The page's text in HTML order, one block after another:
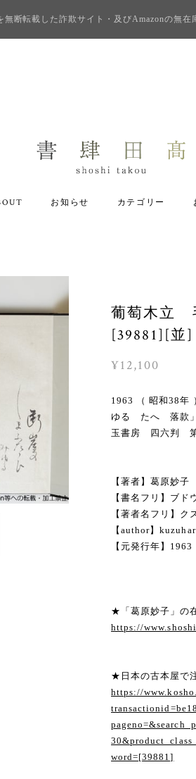
無断転載した詐欺サイト・及びAmazonの無在
お知らせ カテゴリー
葡萄木立
[39881][並]
¥12,100
1963 （ 昭和38年
ゆる たへ 落款
玉書房 四六判 第
【著者】葛原妙子
【書名フリ】ブド
【著者名フリ】ク
【author】
【元発行年】1963
★「葛原妙子」の
https://
★日本の古本屋で
https://
word=[39881]